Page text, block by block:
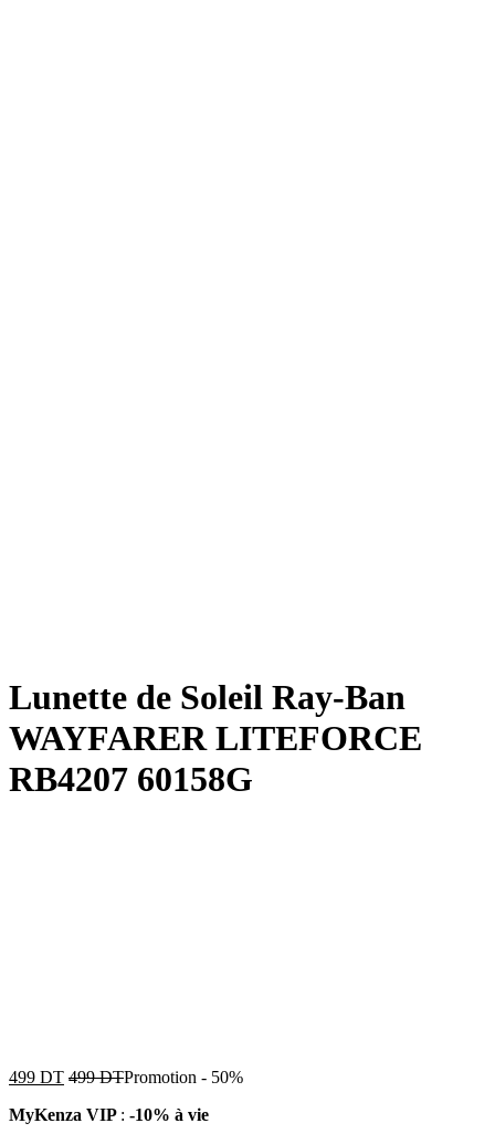
Lunette de Soleil Ray-Ban
WAYFARER LITEFORCE
RB4207 60158G
499 DT 499DTPromotion - 50%
MyKenza VIP : -10% à vie